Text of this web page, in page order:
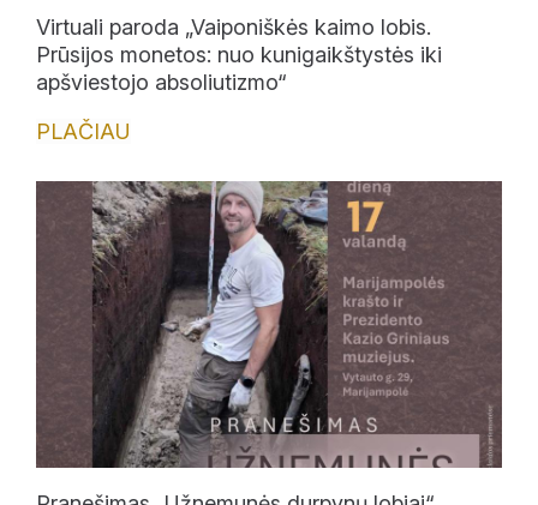
Virtuali paroda „Vaiponiškės kaimo lobis.
Prūsijos monetos: nuo kunigaikštystės iki
apšviestojo absoliutizmo“
PLAČIAU